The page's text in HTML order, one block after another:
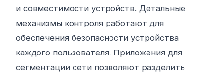
и совместимости устройств. Детальные
механизмы контроля работают для
обеспечения безопасности устройства
каждого пользователя. Приложения для
сегментации сети позволяют разделить